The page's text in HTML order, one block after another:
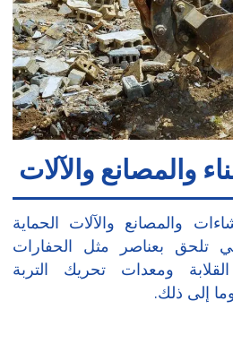
والمصانع والآلات
والمصانع والآلات الحماية
تلحق بعناصر مثل الحفارات
ومعدات تحريك التربة
إلى ذلك.